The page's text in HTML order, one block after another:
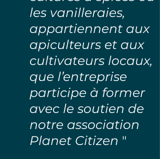
les vanilleraies,
appartiennent aux
apiculteurs et aux
cultivateurs locaux,
que l’entreprise
participe à former
avec le soutien de
notre association
Planet Citizen "